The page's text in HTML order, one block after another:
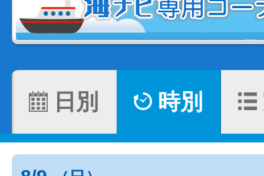
日別 時別